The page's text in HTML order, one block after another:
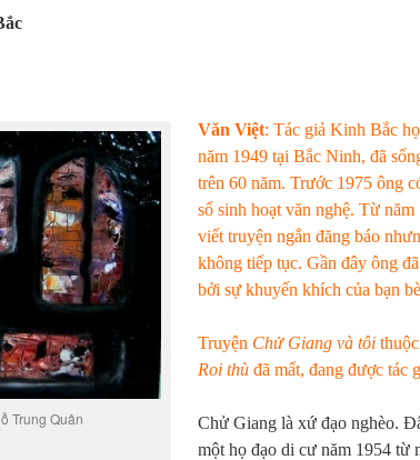
Trung Quân
Văn Việt: Tác giả Kinh Bắc
năm 1949 tại Bắc Ninh, đã
trên 60 năm. Trước 1975 ông
số sinh hoạt văn nghệ. Từ
viết truyện ngắn đăng báo
không tiếp tục. Gần đây ông
bởi sự khuyến khích của bạn
Truyện Chử Giang và tôi
Roi thù đã mất, đang được tác
Chử Giang là xứ đạo nghèo.
một họ đạo di cư năm 1954 từ